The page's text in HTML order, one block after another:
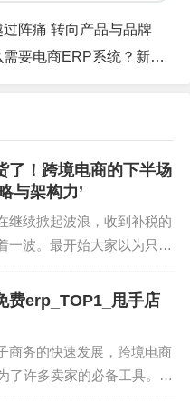
的核心战略与长期承
南亚市场布局，在产
一大痛点，PingPong
金管理方案，让我们
、供应链优化与本地营
到益杯高质价比的新
正在风靡全球，成为
布局具有重要示范意
域多年，在东南亚市
阵痛 转向产品与品牌
系统？新手看了都想来一套
了！跨境电商的下半场
与架构力’
继续掀起波浪，收到补税的
一波。最开始大家以为只是
，跨境业务更核心的问题在
：合规之后，我们的跨境业
费erp_TOP1_甩手店
商务的快速发展，跨境电商
了许多卖家的必备工具。跨